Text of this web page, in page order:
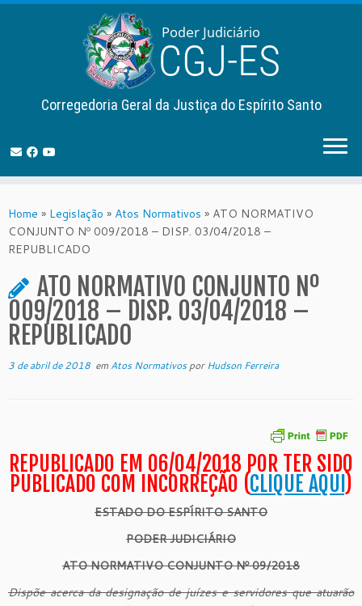
to
content
Corregedoria Geral da Justiça do Espírito Santo
Home » Legislação » Atos Normativos » ATO NORMATIVO
CONJUNTO Nº 009/2018 – DISP. 03/04/2018 –
REPUBLICADO
ATO NORMATIVO CONJUNTO Nº
009/2018 – DISP. 03/04/2018 –
REPUBLICADO
3 de abril de 2018 em Atos NormativosporHudson Ferreira
REPUBLICADO EM 06/04/2018 POR TER SIDO
PUBLICADO COM INCORREÇÃO (CLIQUE AQUI )
ESTADO DO ESPÍRITO SANTO
PODER JUDICIÁRIO
ATO NORMATIVO CONJUNTO Nº 09/2018
Dispõe acerca da designação de juízes e servidores que atuarão